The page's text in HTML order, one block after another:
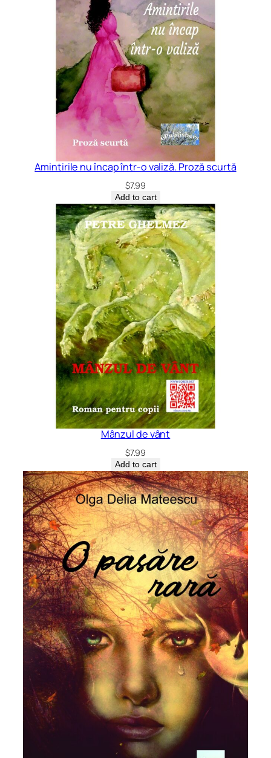
Amintirile nu încap într-o valiză. Proză scurtă
$7.99
Add to cart
Mânzul de vânt
$7.99
Add to cart